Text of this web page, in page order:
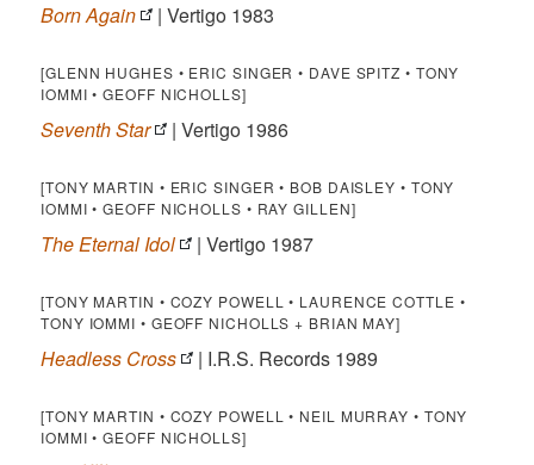
Born Again | Vertigo 1983
[GLENN HUGHES • ERIC SINGER • DAVE SPITZ • TONY
IOMMI • GEOFF NICHOLLS]
Seventh Star | Vertigo 1986
[TONY MARTIN • ERIC SINGER • BOB DAISLEY • TONY
IOMMI • GEOFF NICHOLLS • RAY GILLEN]
The Eternal Idol | Vertigo 1987
[TONY MARTIN • COZY POWELL • LAURENCE COTTLE •
TONY IOMMI • GEOFF NICHOLLS + BRIAN MAY]
Headless Cross | I.R.S. Records 1989
[TONY MARTIN • COZY POWELL • NEIL MURRAY • TONY
IOMMI • GEOFF NICHOLLS]